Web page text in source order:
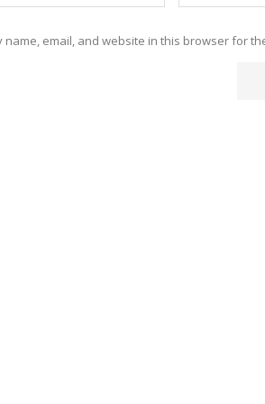
name, email, and website in this browser for